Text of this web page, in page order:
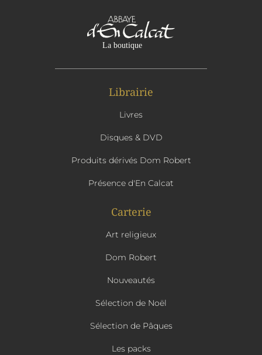
Librairie
Livres
Disques & DVD
Produits dérivés Dom Robert
Présence d'En Calcat
Carterie
Art religieux
Dom Robert
Nouveautés
Sélection de Noël
Sélection de Pâques
Les packs